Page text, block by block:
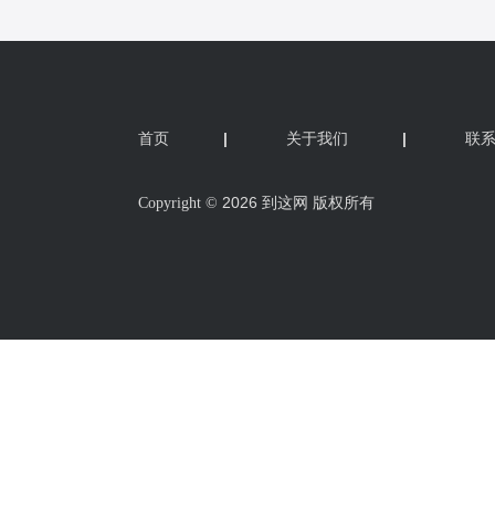
首页 | 关于我们 | 联
Copyright © 2026 到这网 版权所有